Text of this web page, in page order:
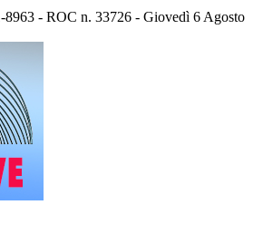
- ROC n. 33726 - Giovedì 6 Agosto